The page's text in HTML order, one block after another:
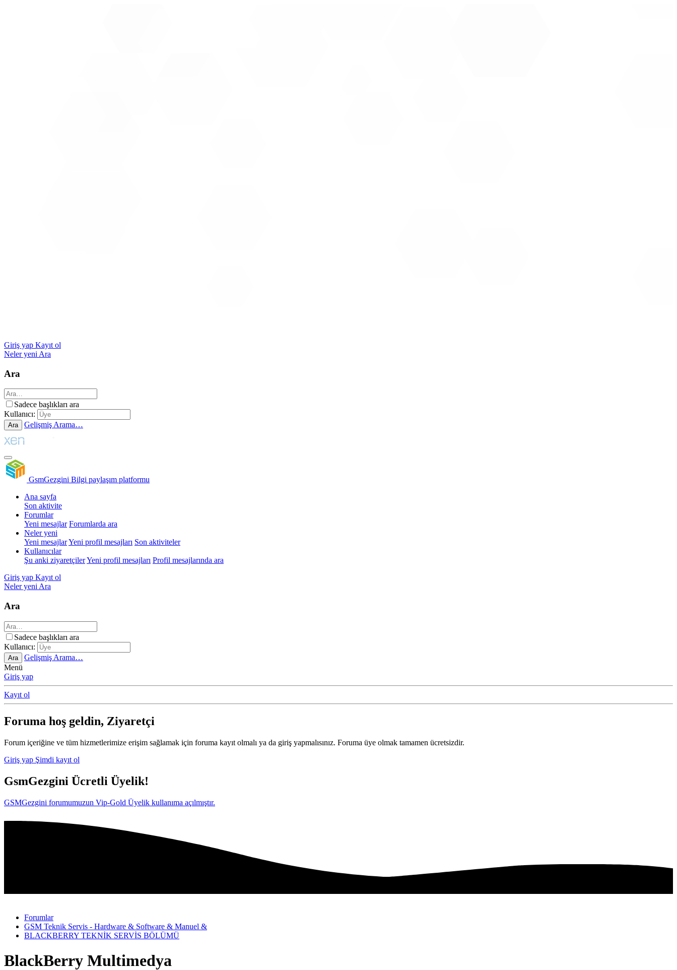
Giriş yap Kayıt ol
Neler yeni Ara
Ara
Sadece başlıkları ara
Kullanıcı:
Ara Gelişmiş Arama…
GsmGezgini Bilgi paylaşım platformu
Ana sayfa
Son aktivite
Forumlar
Yeni mesajlar Forumlarda ara
Neler yeni
Yeni mesajlarYeni profil mesajları Son aktiviteler
Kullanıcılar
Şu anki ziyaretçilerYeni profil mesajları Profil mesajlarında ara
Giriş yap Kayıt ol
Neler yeniAra
Ara
Sadece başlıkları ara
Kullanıcı:
Ara
Gelişmiş Arama…
Menü
Giriş yap
Kayıt ol
Foruma hoş geldin, Ziyaretçi
Forum içeriğine ve tüm hizmetlerimize erişim sağlamak için foruma kayıt olmalı ya da giriş yapmalısınız. Foruma üye olmak tamamen ücretsizdir.
Giriş yap Şimdi kayıt ol
GsmGezgini Ücretli Üyelik!
GSMGezgini forumumuzun Vip-Gold Üyelik kullanıma açılmıştır.
Forumlar
GSM Teknik Servis - Hardware & Software & Manuel &
BLACKBERRY TEKNİK SERVİS BÖLÜMÜ
BlackBerry Multimedya